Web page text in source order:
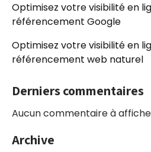
Optimisez votre visibilité en
référencement Google
Optimisez votre visibilité en
référencement web naturel
Derniers commentaires
Aucun commentaire à
Archive